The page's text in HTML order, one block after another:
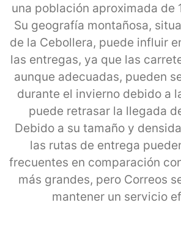
una población aproximada de
Su geografía montañosa,
de la Cebollera, puede influir
las entregas, ya que las
aunque adecuadas, pueden
durante el invierno debido a
puede retrasar la llegada
Debido a su tamaño y
las rutas de entrega
frecuentes en comparación
más grandes, pero Correos
mantener un servicio